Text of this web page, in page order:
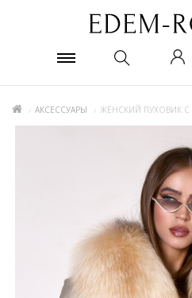
АКСЕССУАРЫ ЖЕНСКИЙ ПУХОВИК